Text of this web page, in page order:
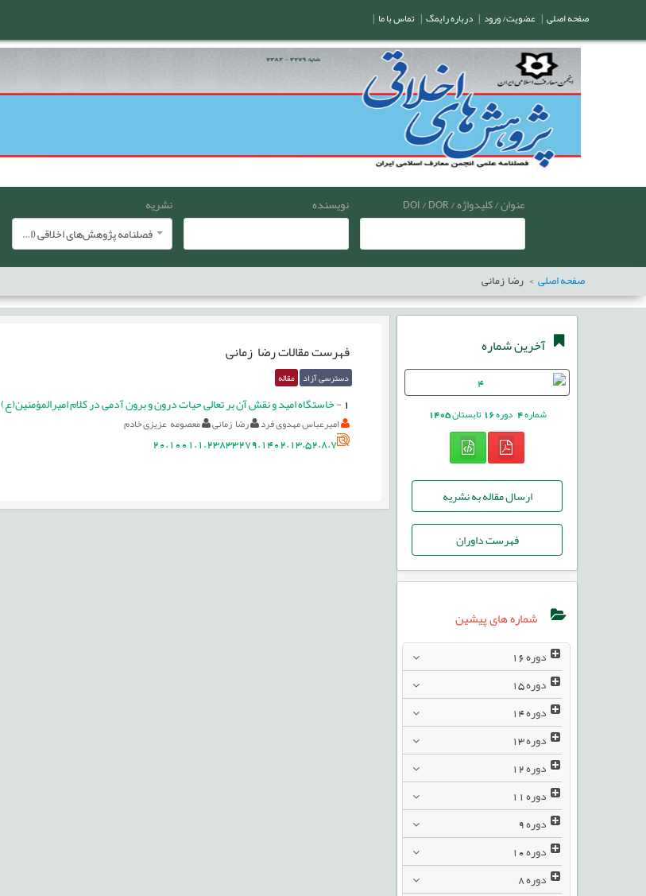
عنوان / کلیدواژه / DOI / DOR نویسنده
نشریه
فصلنامه پژوهش‌های اخلاقی (انجمن معارف اسلامی ایران)
صفحه اصلی رضا زمانی
آخرین شماره
شماره4 دوره16تابستان1405
ارسال مقاله به نشریه
فهرست داوران
شماره های پیشین
دوره
دوره
دوره
دوره
دوره
دوره
دوره
دوره
دوره
فهرست مقالاترضا زمانی
دسترسی آزاد مقاله
1
-خاستگاه امید و نقش آن بر تعالی حیات درون و برون آدمی در کلام امیرالمؤمنین(ع)
امیرعباس مهدوی فرد رضا زمانی معصومه عزیزی خادم
20.1001.1.23833279.1402.13.52.8.7
صفحه اصلی | عضویت/ ورود | درباره رایمگ | تماس با ما |